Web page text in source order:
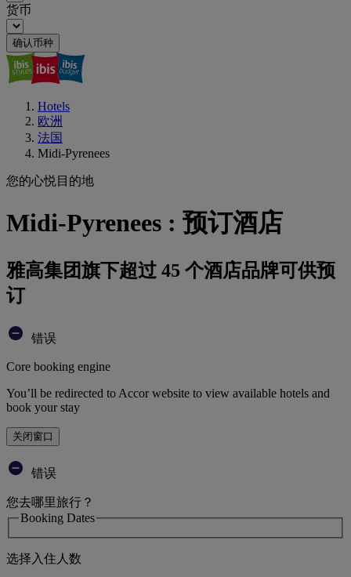
货币
确认币种
Hotels
欧洲
法国
Midi-Pyrenees
您的心悦目的地
Midi-Pyrenees : 预订酒店
雅高集团旗下超过 45 个酒店品牌可供预
订
错误
Core booking engine
You’ll be redirected to Accor website to view available hotels and
book your stay
关闭窗口
错误
您去哪里旅行？
Booking Dates
选择入住人数